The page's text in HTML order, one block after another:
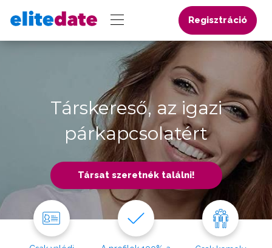
Regisztráció
Társkereső, az igazi
párkapcsolatért
Társat szeretnék találni!